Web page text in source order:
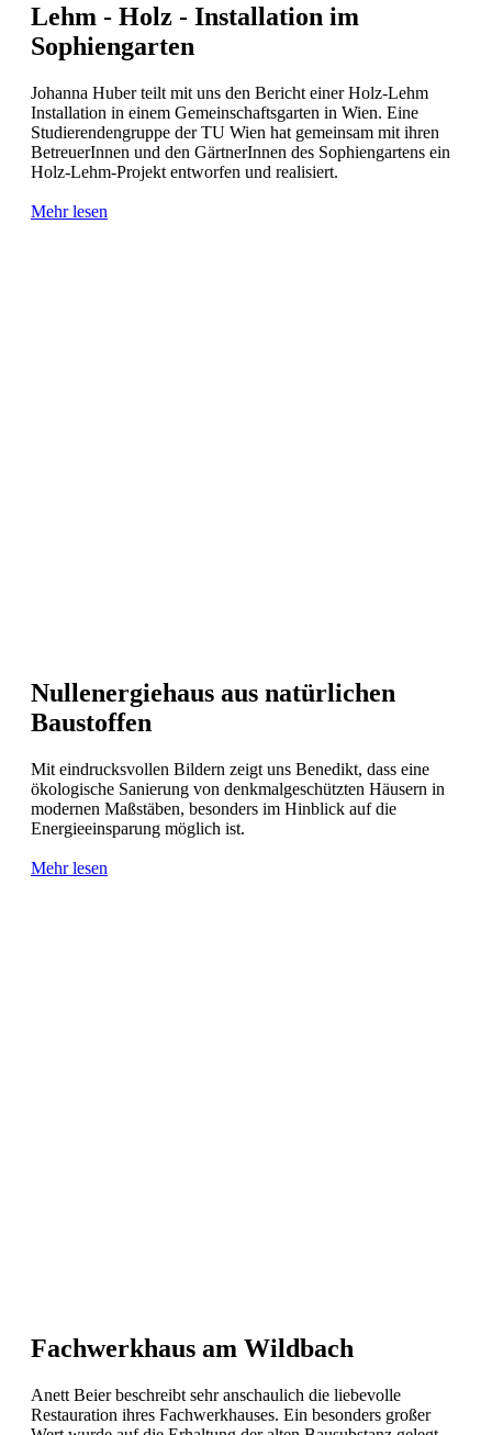
Lehm - Holz - Installation im
Sophiengarten
Johanna Huber teilt mit uns den Bericht einer Holz-Lehm
Installation in einem Gemeinschaftsgarten in Wien. Eine
Studierendengruppe der TU Wien hat gemeinsam mit ihren
BetreuerInnen und den GärtnerInnen des Sophiengartens ein
Holz-Lehm-Projekt entworfen und realisiert.
Mehr lesen
Nullenergiehaus aus natürlichen
Baustoffen
Mit eindrucksvollen Bildern zeigt uns Benedikt, dass eine
ökologische Sanierung von denkmalgeschützten Häusern in
modernen Maßstäben, besonders im Hinblick auf die
Energieeinsparung möglich ist.
Mehr lesen
Fachwerkhaus am Wildbach
Anett Beier beschreibt sehr anschaulich die liebevolle
Restauration ihres Fachwerkhauses. Ein besonders großer